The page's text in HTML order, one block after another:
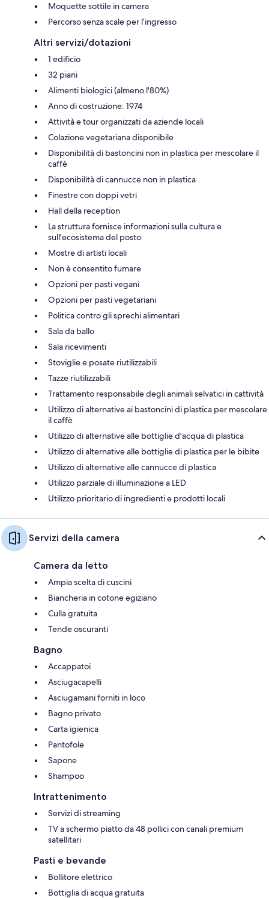
Moquette sottile in camera
Percorso senza scale per l’ingresso
Altri servizi/dotazioni
1 edificio
32 piani
Alimenti biologici (almeno l'80%)
Anno di costruzione: 1974
Attività e tour organizzati da aziende locali
Colazione vegetariana disponibile
Disponibilità di bastoncini non in plastica per mescolare il
caffè
Disponibilità di cannucce non in plastica
Finestre con doppi vetri
Hall della reception
La struttura fornisce informazioni sulla cultura e
sull'ecosistema del posto
Mostre di artisti locali
Non è consentito fumare
Opzioni per pasti vegani
Opzioni per pasti vegetariani
Politica contro gli sprechi alimentari
Sala da ballo
Sala ricevimenti
Stoviglie e posate riutilizzabili
Tazze riutilizzabili
Trattamento responsabile degli animali selvatici in cattività
Utilizzo di alternative ai bastoncini di plastica per mescolare
il caffè
Utilizzo di alternative alle bottiglie d'acqua di plastica
Utilizzo di alternative alle bottiglie di plastica per le bibite
Utilizzo di alternative alle cannucce di plastica
Utilizzo parziale di illuminazione a LED
Utilizzo prioritario di ingredienti e prodotti locali
Servizi della camera
Camera da letto
Ampia scelta di cuscini
Biancheria in cotone egiziano
Culla gratuita
Tende oscuranti
Bagno
Accappatoi
Asciugacapelli
Asciugamani forniti in loco
Bagno privato
Carta igienica
Pantofole
Sapone
Shampoo
Intrattenimento
Servizi di streaming
TV a schermo piatto da 48 pollici con canali premium
satellitari
Pasti e bevande
Bollitore elettrico
Bottiglia di acqua gratuita